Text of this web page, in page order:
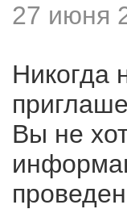
27 июня
Никогда
Вы не